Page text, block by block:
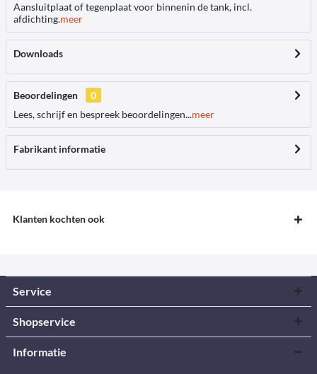
Aansluitplaat of tegenplaat voor binnenin de tank, incl.
afdichting.meer
Downloads
Beoordelingen
0
Lees, schrijf en bespreek beoordelingen...meer
Fabrikant informatie
Klanten kochten ook
Service
Shopservice
Informatie